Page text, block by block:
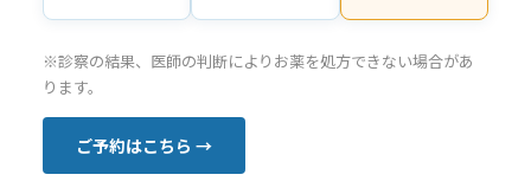
※診察の結果、医師の判断によりお薬を処方できない場合があ
ります。
ご予約はこちら →